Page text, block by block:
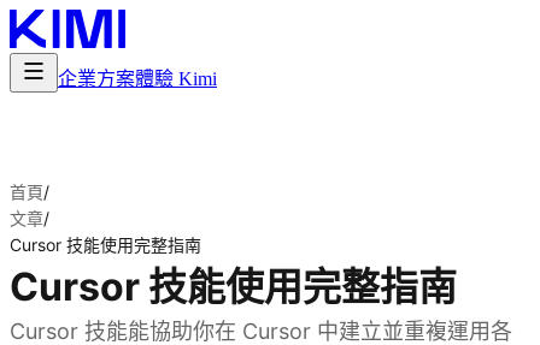
企業方案體驗 Kimi
首頁/
文章/
Cursor 技能使用完整指南
Cursor 技能使用完整指南
Cursor 技能能協助你在 Cursor 中建立並重複運用各